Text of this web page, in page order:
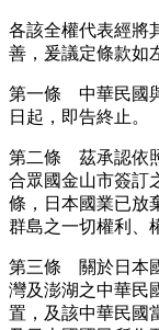
各該全權代表經將
善，爰議定條款如
第一條 中華民國
日起，即告終止。
第二條 茲承認依
合眾國金山市簽訂
條，日本國業已放
群島之一切權利、
第三條 關於日本
灣及澎湖之中華民
置，及該中華民國